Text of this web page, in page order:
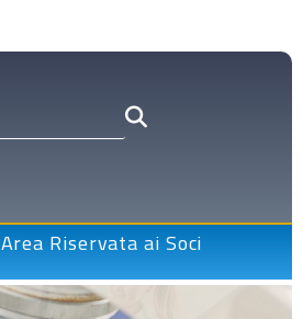
Area Riservata ai Soci